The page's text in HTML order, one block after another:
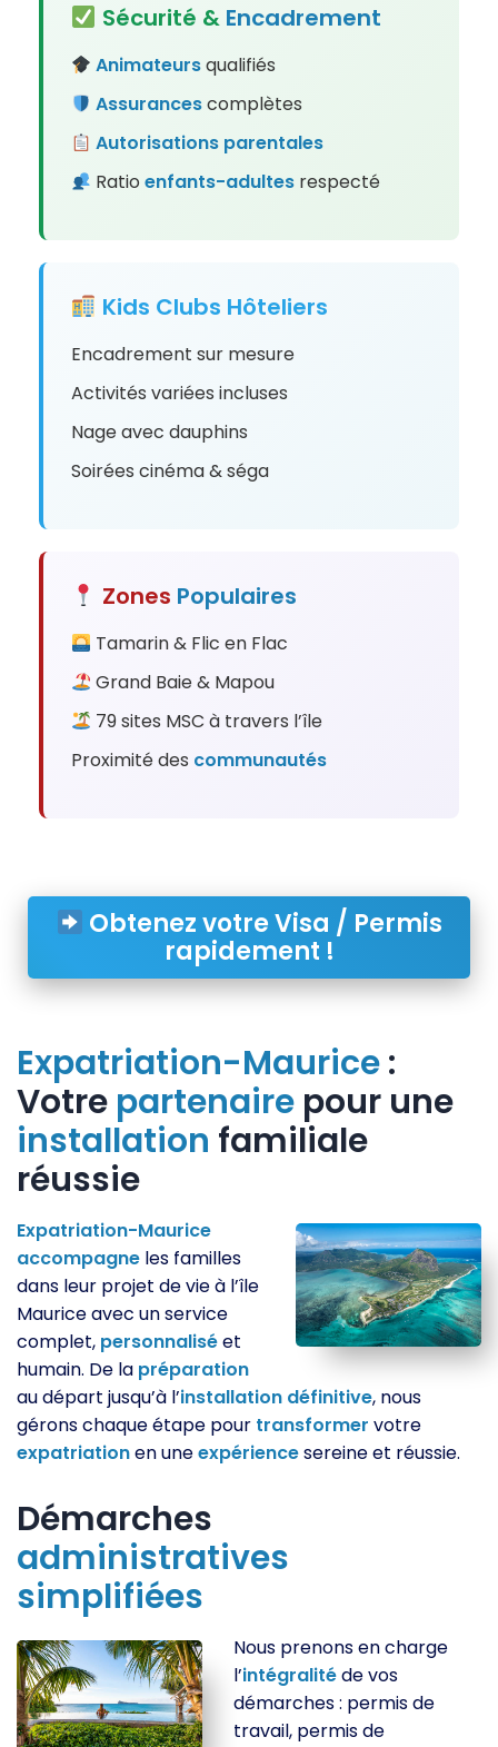
Sécurité & Encadrement
Animateursqualifiés
Assurancescomplètes
Autorisations parentales
Ratioenfants-adultes respecté
Kids Clubs Hôteliers
Encadrement sur mesure
Activités variées incluses
Nage avec dauphins
Soirées cinéma & séga
Zones Populaires
Tamarin & Flic en Flac
Grand Baie & Mapou
79 sites MSC à travers l’île
Proximité des communautés
Obtenez votre Visa / Permis
rapidement !
Expatriation-Maurice:
Votre partenaire pour une
installation familiale
réussie
Expatriation-Maurice
accompagne les familles
dans leur projet de vie à l’île
Maurice avec un service
complet, personnaliséet
humain. De la préparation
au départ jusqu’à l’installation définitive, nous
gérons chaque étape pour transformer votre
expatriationen uneexpériencesereine et réussie.
Démarches
administratives
simplifiées
Nous prenons en charge
l’intégralitéde vos
démarches : permis de
travail, permis de